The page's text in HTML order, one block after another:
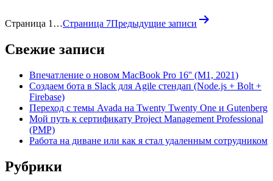
Страница 1 …Страница 7Предыдущие записи
Свежие записи
Впечатление о новом MacBook Pro 16'' (M1, 2021)
Создаем бота в Slack для Agile стендап (Node.js + Bolt +
Firebase)
Переход с темы Avada на Twenty Twenty One и Gutenberg
Мой путь к сертификату Project Management Professional
(PMP)
Работа на диване или как я стал удаленным сотрудником
Рубрики